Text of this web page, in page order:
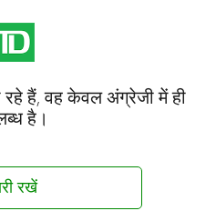
हैं, वह केवल अंग्रेजी में ही
है।
रखें